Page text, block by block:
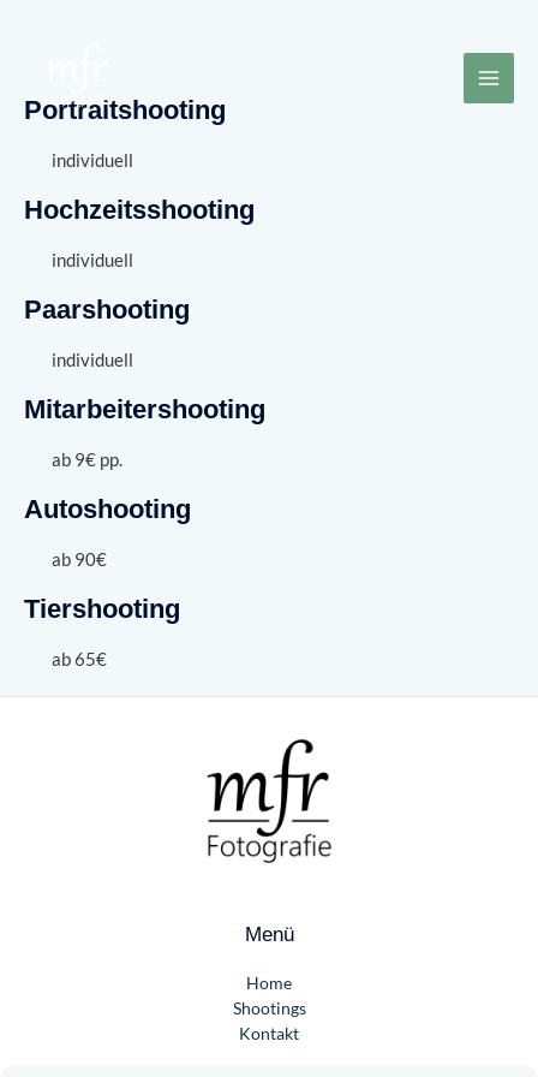
Portraitshooting
individuell
Hochzeitsshooting
individuell
Paarshooting
individuell
Mitarbeitershooting
ab 9€ pp.
Autoshooting
ab 90€
Tiershooting
ab 65€
Menü
Home
Shootings
Kontakt